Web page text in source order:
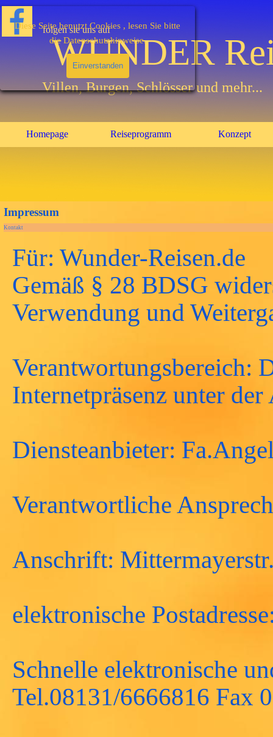
Diese Seite benutzt Cookies , lesen Sie bitte
die Datenschutzhinweise.
Einverstanden
Direkt zum Seiteninhalt
folgen sie uns auf
WUNDER
Villen, Burgen, Schlösser und mehr...
Homepage Reiseprogramm ▼
Konzept
headlines
words
Impressum
Kontakt
Für: Wunder-Reisen.de
Gemäß § 28 BDSG
Verwendung und
Verantwortungsbereich:
Internetpräsenz unter
Diensteanbieter:
Verantwortliche
Anschrift:
elektronische
Schnelle elektronische
Tel.08131/6666816 Fax